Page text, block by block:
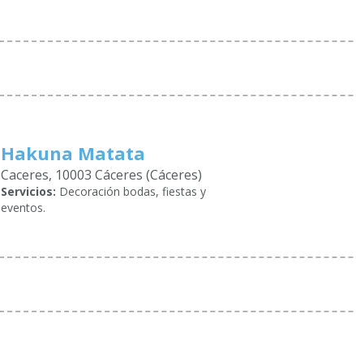
Hakuna Matata
Caceres, 10003 Cáceres (Cáceres)
Servicios: Decoración bodas, fiestas y
eventos.